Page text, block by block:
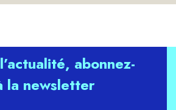
abonnez-
la newsletter